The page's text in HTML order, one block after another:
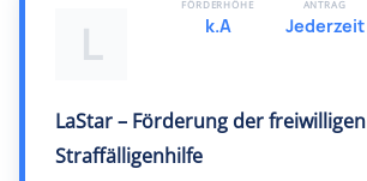
L
LaStar – Förderung der freiwilligen
Straffälligenhilfe
FÖRDERHÖHE
k.A
ANTRAG
Jederzeit